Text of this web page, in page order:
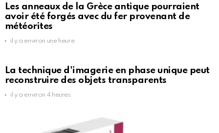
Les anneaux de la Grèce antique pourraient
avoir été forgés avec du fer provenant de
météorites
il y a environ une heure
La technique d'imagerie en phase unique peut
reconstruire des objets transparents
il y a environ 4 heures